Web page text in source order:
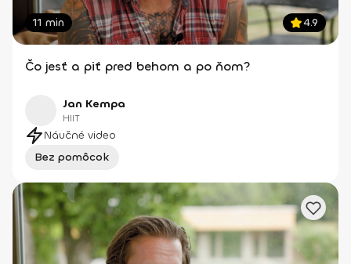
11 min 4.9
Čo jesť a piť pred behom a po ňom?
Jan Kempa
HIIT
Náučné video
Bez pomôcok